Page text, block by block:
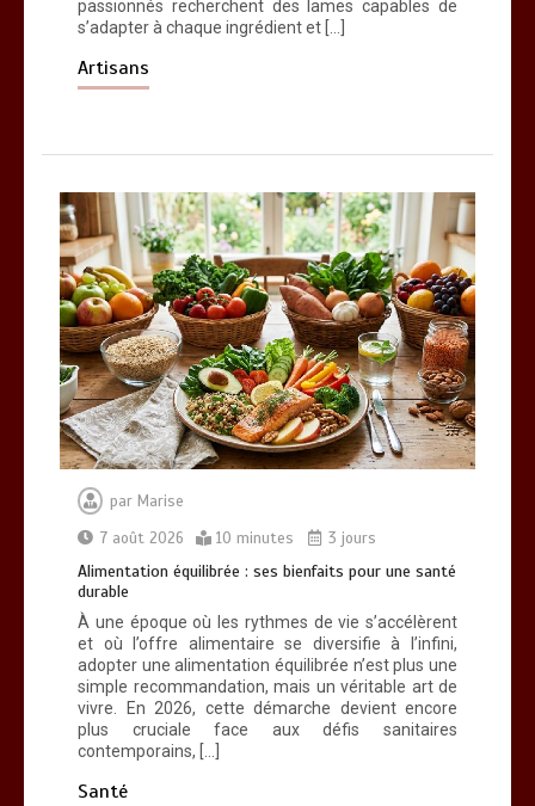
passionnés recherchent des lames capables de
s’adapter à chaque ingrédient et […]
Artisans
par Marise
7 août 2026
10 minutes 3 jours
Alimentation équilibrée : ses bienfaits pour une santé
durable
À une époque où les rythmes de vie s’accélèrent
et où l’offre alimentaire se diversifie à l’infini,
adopter une alimentation équilibrée n’est plus une
simple recommandation, mais un véritable art de
vivre. En 2026, cette démarche devient encore
plus cruciale face aux défis sanitaires
contemporains, […]
Santé